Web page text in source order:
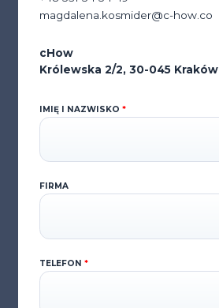
magdalena.kosmider@c-how.co
cHow
Królewska 2/2, 30-045 Kraków
IMIĘ I NAZWISKO *
FIRMA
TELEFON *